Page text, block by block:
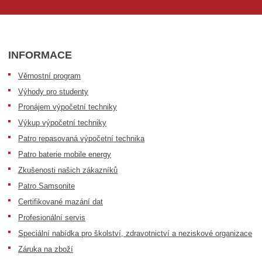
INFORMACE
Věrnostní program
Výhody pro studenty
Pronájem výpočetní techniky
Výkup výpočetní techniky
Patro repasovaná výpočetní technika
Patro baterie mobile energy
Zkušenosti našich zákazníků
Patro Samsonite
Certifikované mazání dat
Profesionální servis
Speciální nabídka pro školství, zdravotnictví a neziskové organizace
Záruka na zboží